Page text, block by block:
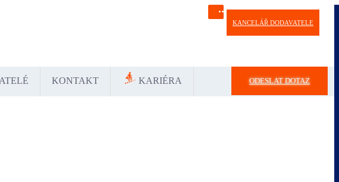
KANCELÁŘ DODAVATELE
KONTAKT KARIÉRA ODESLAT DOTAZ